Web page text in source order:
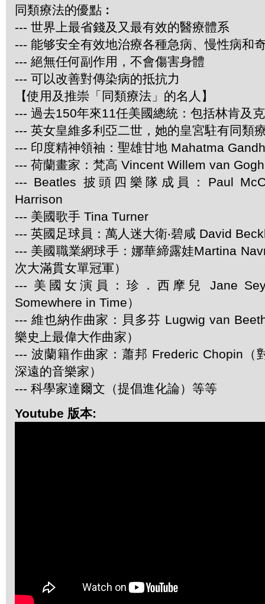
同類療法的優點︰
--- 世界上最省錢及又最有效的醫療體系
--- 能够安全有效地治療各種急病、慢性病和
--- 絕無任何副作用，不會傷害身體
--- 可以改善對傳染病的抵抗力
【使用及推崇「同類療法」的名人】
--- 過去150年來11任美國總統：包括林肯及
--- 英女皇維多利亞二世，她的皇宮駐有同類
--- 印度精神領袖：聖雄甘地 Mahatma
--- 荷蘭畫家：梵高 Vincent Willem van Gogh
--- Beatles 披頭四樂隊成員：Paul
Harrison
--- 美國歌手 Tina Turner
--- 英國足球員：萬人迷大衛‧碧咸 David
--- 美國職業網球手：娜華締露娃Martina
次大滿貫女單冠軍）
--- 美國女演員：珍．西摩兒 Jane
Somewhere in Time）
--- 維也納作曲家：貝多芬 Lugwig van
樂史上最偉大作曲家）
--- 波蘭籍作曲家：蕭邦 Frederic Chopin（
深遠的音樂家）
--- 科學家達爾文（提倡進化論）等等
Youtube 版本: